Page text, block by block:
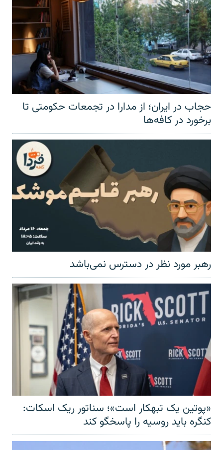
حجاب در ایران؛ از مدارا در تجمعات حکومتی تا
برخورد در کافه‌ها
رهبر مورد نظر در دسترس نمی‌باشد
«پوتین یک تبهکار است»؛ سناتور ریک اسکات:
کنگره باید روسیه را پاسخگو کند